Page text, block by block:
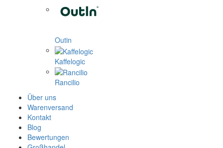
Outin
Kaffelogic
Rancilio
Über uns
Warenversand
Kontakt
Blog
Bewertungen